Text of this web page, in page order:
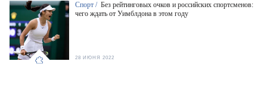
Спорт / Без рейтинговых очков и российских спортсменов:
чего ждать от Уимблдона в этом году
28 ИЮНЯ 2022